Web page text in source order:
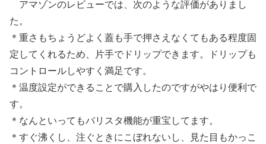
アマゾンのレビューでは、次のような評価がありまし
た。
＊重さもちょうどよく蓋も手で押さえなくてもある程度固
定してくれるため、片手でドリップできます。ドリップも
コントロールしやすく満足です。
＊温度設定ができることで購入したのですがやはり便利で
す。
＊なんといってもバリスタ機能が重宝してます。
＊すぐ沸くし、注ぐときにこぼれないし、見た目もかっこ